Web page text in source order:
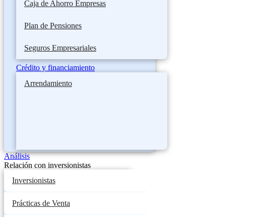
Caja de Ahorro Empresas
Plan de Pensiones
Seguros Empresariales
Crédito y financiamiento
Arrendamiento
Análisis
Relación con inversionistas
Inversionistas
Prácticas de Venta